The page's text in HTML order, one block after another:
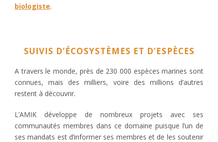
biologiste.
SUIVIS D’ÉCOSYSTÈMES ET D’ESPÈCES
A travers le monde, près de 230 000 espèces marines sont
connues, mais des milliers, voire des millions d’autres
restent à découvrir.
L’AMIK développe de nombreux projets avec ses
communautés membres dans ce domaine puisque l’un de
ses mandats est d’informer ses membres et de les soutenir